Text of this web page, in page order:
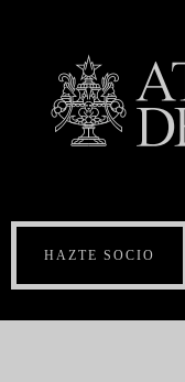
HAZTE SOCIO